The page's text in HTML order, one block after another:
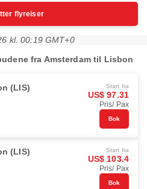
flyreiser
kl. 00:19 GMT+0
fra Amsterdam til Lisbon
(LIS) Start fra
US$ 97.31
Pris/ Pax
Bok
(LIS) Start fra
US$ 103.4
Pris/ Pax
Bok